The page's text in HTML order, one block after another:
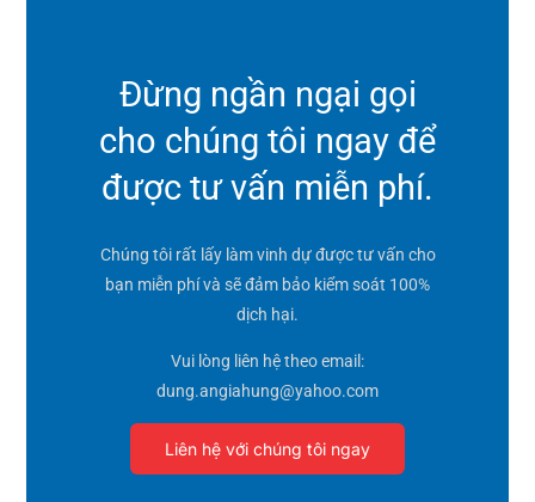
Đừng ngần ngại gọi
cho chúng tôi ngay để
được tư vấn miễn phí.
Chúng tôi rất lấy làm vinh dự được tư vấn cho
bạn miễn phí và sẽ đảm bảo kiểm soát 100%
dịch hại.
Vui lòng liên hệ theo email:
dung.angiahung@yahoo.com
Liên hệ với chúng tôi ngay